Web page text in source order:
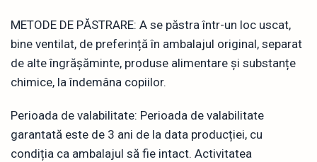
METODE DE PĂSTRARE: A se păstra într-un loc uscat,
bine ventilat, de preferință în ambalajul original, separat
de alte îngrășăminte, produse alimentare și substanțe
chimice, la îndemâna copiilor.
Perioada de valabilitate: Perioada de valabilitate
garantată este de 3 ani de la data producției, cu
condiția ca ambalajul să fie intact. Activitatea